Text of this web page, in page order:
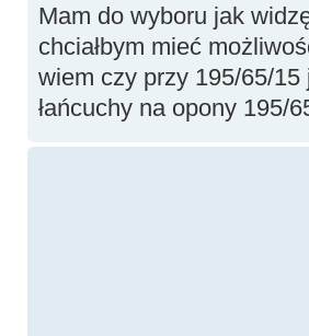
Mam do wyboru jak
chciałbym mieć
wiem czy przy 195/65/15
łańcuchy na opony 195/